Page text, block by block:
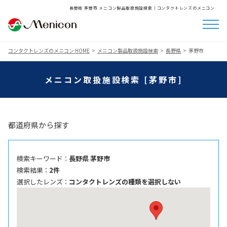
長野県 茅野市 メニコン製品取扱施設検索│コンタクトレンズのメニコン
コンタクトレンズのメニコン HOME メニコン製品取扱施設検索 長野県 茅野市
メニコン取扱施設検索 [茅野市]
都道府県から探す
検索キーワード ： 長野県 茅野市
検索結果 ： 2件
選択したレンズ ： コンタクトレンズの種類を選択しない